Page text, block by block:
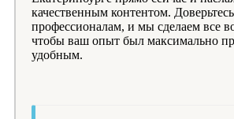
качественным контентом. Доверьтесь
профессионалам, и мы сделаем все
чтобы ваш опыт был максимально
удобным.